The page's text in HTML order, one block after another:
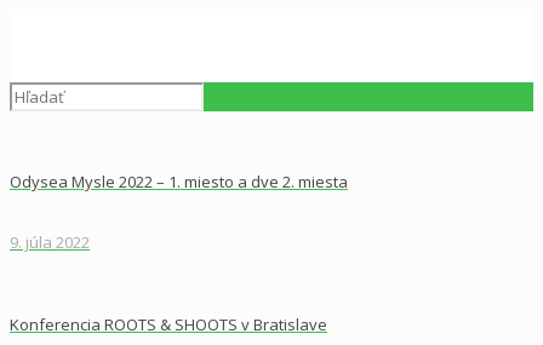
Odysea Mysle 2022 – 1. miesto a dve 2. miesta
9. júla 2022
Konferencia ROOTS & SHOOTS v Bratislave